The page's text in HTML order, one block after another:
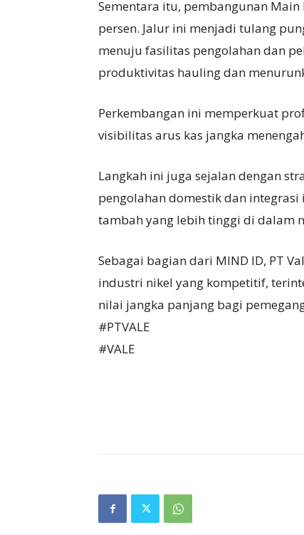
Sementara itu, pembangunan Main
persen. Jalur ini menjadi tulang
menuju fasilitas pengolahan dan
produktivitas hauling dan
Perkembangan ini memperkuat
visibilitas arus kas jangka
Langkah ini juga sejalan dengan
pengolahan domestik dan
tambah yang lebih tinggi di dalam
Sebagai bagian dari MIND ID, PT
industri nikel yang kompetitif,
nilai jangka panjang bagi
#PTVALE
#VALE